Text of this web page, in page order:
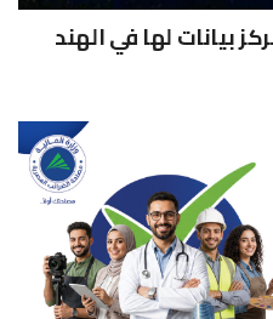
بيانات لها في الهند